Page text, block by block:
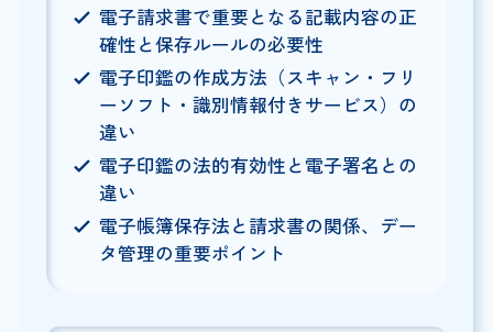
電子請求書で重要となる記載内容の正
確性と保存ルールの必要性
電子印鑑の作成方法（スキャン・フリ
ーソフト・識別情報付きサービス）の
違い
電子印鑑の法的有効性と電子署名との
違い
電子帳簿保存法と請求書の関係、デー
タ管理の重要ポイント